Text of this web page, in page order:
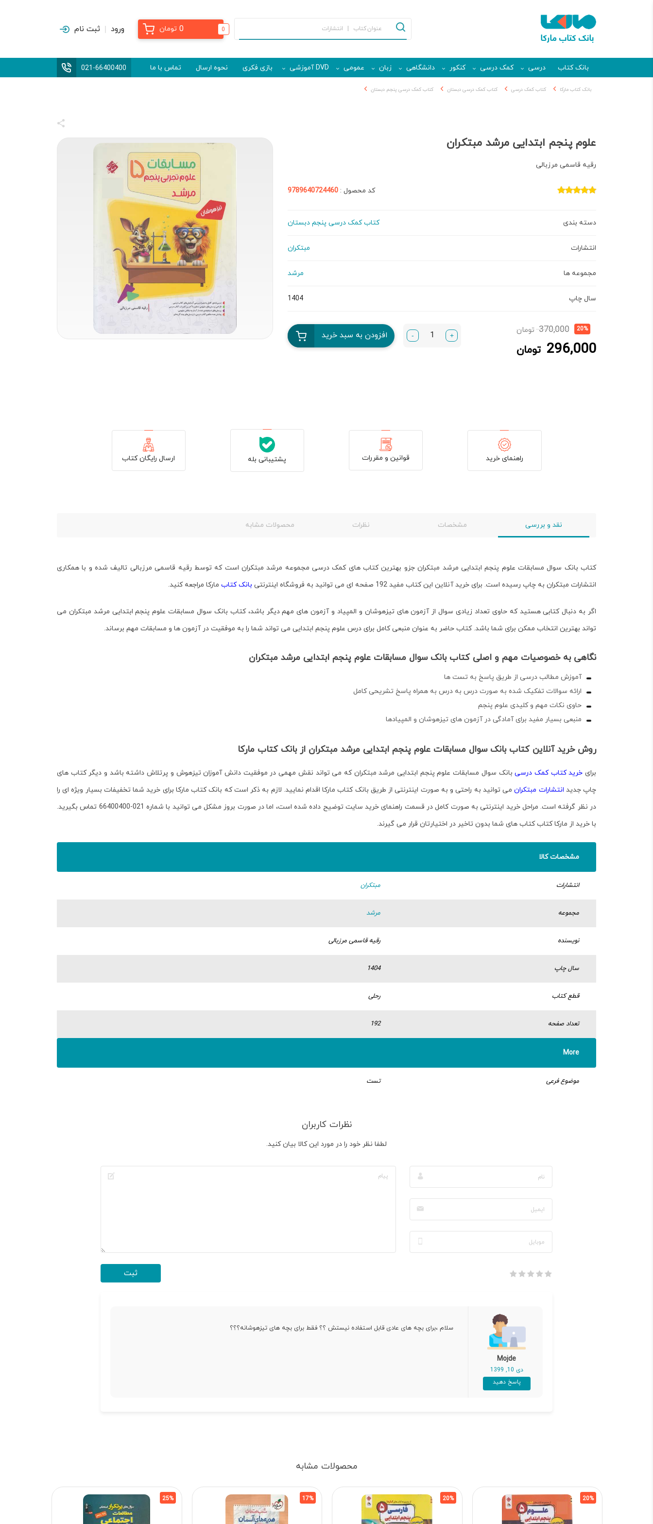
0
0 تومان ورود ثبت نام
بانک کتاب درسی کمک درسی کنکور دانشگاهی زبان عمومی DVD آموزشی بازی فکری نحوه ارسال تماس با ما 021-66400400
بانک کتاب مارکا کتاب کمک درسی کتاب کمک درسی دبستان کتاب کمک درسی پنجم دبستان
علوم پنجم ابتدایی مرشد مبتکران
رقیه قاسمی مرزبالی
کد محصول : 9789640724460
دسته بندی کتاب کمک درسی پنجم دبستان
انتشارات مبتکران
مجموعه ها مرشد
سال چاپ 1404
20%
370,000 تومانقیمت
بود.
296,000 تومان
قیمت
+
- افزودن به سبد خرید
راهنمای خرید قوانین و مقررات پشتیبانی بله ارسال رایگان کتاب
نقد و بررسی مشخصات نظرات محصولات مشابه
کتاب بانک سوال مسابقات علوم پنجم ابتدایی مرشد مبتکرانجزو بهترین کتاب های کمک درسی مجموعه مرشد مبتکران است که توسط رقیه قاسمی مرزبالی تالیف شده و با همکاری
انتشارات مبتکران به چاپ رسیده است. برای خرید آنلاین این کتاب مفید 192 صفحه ای می توانید به فروشگاه اینترنتی
بانک کتاب مارکا مراجعه کنید.
اگر به دنبال کتابی هستید که حاوی تعداد زیادی سوال از آزمون های تیزهوشان و المپیاد و آزمون های مهم دیگر باشد، کتاب بانک سوال مسابقات علوم پنجم ابتدایی مرشد مبتکران می
تواند بهترین انتخاب ممکن برای شما باشد. کتاب حاضر به عنوان منبعی کامل برای درس علوم پنجم ابتدایی می تواند شما را به موفقیت در آزمون ها و مسابقات مهم برساند.
نگاهی به خصوصیات مهم و اصلی کتاب بانک سوال مسابقات علوم پنجم ابتدایی مرشد مبتکران
آموزش مطالب درسی از طریق پاسخ به تست ها
ارائه سوالات تفکیک شده به صورت درس به درس به همراه پاسخ تشریحی کامل
حاوی نکات مهم و کلیدی علوم پنجم
منبعی بسیار مفید برای آمادگی در آزمون های تیزهوشان و المپیادها
روش خرید آنلاین کتاب بانک سوال مسابقات علوم پنجم ابتدایی مرشد مبتکران از بانک کتاب مارکا
برای خرید کتاب کمک درسی بانک سوال مسابقات علوم پنجم ابتدایی مرشد مبتکرانکه می تواند نقش مهمی در موفقیت دانش آموزان تیزهوش و پرتلاش داشته باشد و دیگر کتاب های
چاپ جدید انتشارات مبتکرانمی توانید به راحتی و به صورت اینترنتی از طریق بانک کتاب مارکا اقدام نمایید. لازم به ذکر است که بانک کتاب مارکا برای خرید شما تخفیفات بسیار ویژه ای را
در نظر گرفته است. مراحل خرید اینترنتی به صورت کامل در قسمت راهنمای خرید سایت توضیح داده شده است، اما در صورت بروز مشکل می توانید با شماره 021-66400400 تماس بگیرید.
با خرید از مارکا کتاب کتاب های شما بدون تاخیر در اختیارتان قرار می گیرند.
مشخصات کالا
انتشارات مبتکران
مجموعه مرشد
نویسنده رقیه قاسمی مرزبالی
سال چاپ 1404
قطع کتاب رحلی
تعداد صفحه 192
More
موضوع فرعی تست
نظرات کاربران
لطفا نظر خود را در مورد این کالا بیان کنید.
Mojde
دی 10, 1399
پاسخ دهید
سلام ،برای بچه های عادی قابل استفاده نیستش ؟؟ فقط برای بچه های تیزهوشانه؟؟؟
محصولات مشابه
20%
20%
17%
25%